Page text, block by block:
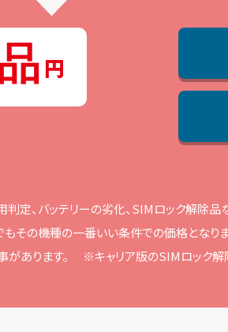
判定、バッテリーの劣化、SIMロック解除
その機種の⼀番いい条件での価格となりま
あります。 ※キャリア版のSIMロック解